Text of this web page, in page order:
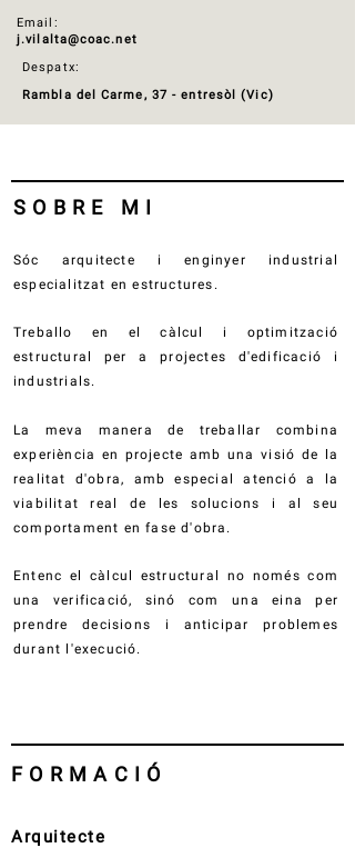
Email:
j.vilalta@coac.net
Despatx:
Rambla del Carme, 37 - entresòl (Vic)
SOBRE MI
Sóc arquitecte i enginyer industrial
especialitzat en estructures.
Treballo en el càlcul i optimització
estructural per a projectes d'edificació i
industrials.
La meva manera de treballar combina
experiència en projecte amb una visió de la
realitat d'obra, amb especial atenció a la
viabilitat real de les solucions i al seu
comportament en fase d'obra.
Entenc el càlcul estructural no només com
una verificació, sinó com una eina per
prendre decisions i anticipar problemes
durant l'execució.
FORMACIÓ
Arquitecte